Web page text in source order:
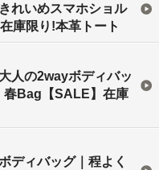
れいめスマホショル
庫限り!本革トート
人の2wayボディバッ
春Bag【SALE】在庫
ディバッグ｜程よく